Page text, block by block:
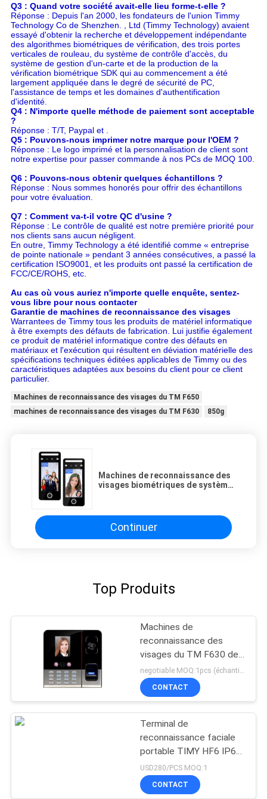
Q3 : Quand votre société avait-elle lieu forme-t-elle ?
Réponse : Depuis l'an 2000, les fondateurs de l'union Timmy
Technology Co de Shenzhen. , Ltd (Timmy Technology) avaient
essayé d'obtenir la recherche et développement indépendante
des algorithmes biométriques de vérification, des trois portes
verticales de rouleau, du système de contrôle d'accès, du
système de gestion d'un-carte et de la production de la
vérification biométrique SDK qui au commencement a été
largement appliquée dans le degré de sécurité de PC,
l'assistance de temps et les domaines d'authentification
d'identité.
Q4 : N'importe quelle méthode de paiement sont acceptable
?
Réponse : T/T, Paypal et .
Q5 : Pouvons-nous imprimer notre marque pour l'OEM ?
Réponse : Le logo imprimé et la personnalisation de client sont
notre expertise pour passer commande à nos PCs de MOQ 100.
Q6 : Pouvons-nous obtenir quelques échantillons ?
Réponse : Nous sommes honorés pour offrir des échantillons
pour votre évaluation.
Q7 : Comment va-t-il votre QC d'usine ?
Réponse : Le contrôle de qualité est notre première priorité pour
nos clients sans aucun négligent.
En outre, Timmy Technology a été identifié comme « entreprise
de pointe nationale » pendant 3 années consécutives, a passé la
certification ISO9001, et les produits ont passé la certification de
FCC/CE/ROHS, etc.
Au cas où vous auriez n'importe quelle enquête, sentez-
vous libre pour nous contacter
Garantie de machines de reconnaissance des visages
Warrantees de Timmy tous les produits de matériel informatique
à être exempts des défauts de fabrication. Lui justifie également
ce produit de matériel informatique contre des défauts en
matériaux et l'exécution qui résultent en déviation matérielle des
spécifications techniques éditées applicables de Timmy ou des
caractéristiques adaptées aux besoins du client pour ce client
particulier.
Machines de reconnaissance des visages du TM F650
machines de reconnaissance des visages du TM F630
850g
Machines de reconnaissance des
visages biométriques de système
Continuer
Top Produits
Machines de
reconnaissance des
visages du TM F630 de
terminal de connexion de
temps
negotiable MOQ:1pcs (échantillon)
CONTACT
Terminal de
reconnaissance faciale
portable TIMY HF6 IP68
ultra-mince Android 13
avec NFC et lecteur de
carte, 4G WiFi, SDK
USD280/PCS MOQ:1
CONTACT